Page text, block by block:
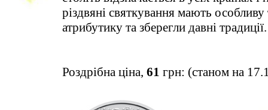
різдвяні святкування мають
атрибутику та зберегли давні традиції.
Роздрібна ціна, 61 грн: (станом на